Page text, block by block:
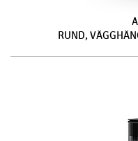
RUND,